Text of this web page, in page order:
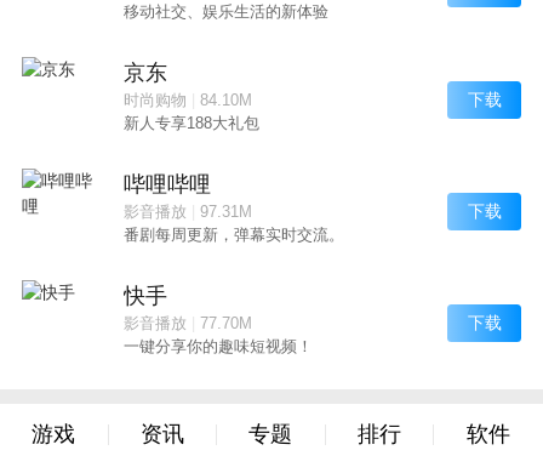
移动社交、娱乐生活的新体验
京东
时尚购物
84.10M
新人专享188大礼包
下载
哔哩哔哩
影音播放
97.31M
番剧每周更新，弹幕实时交流。
下载
快手
影音播放
77.70M
一键分享你的趣味短视频！
下载
游戏 资讯 专题 排行 软件